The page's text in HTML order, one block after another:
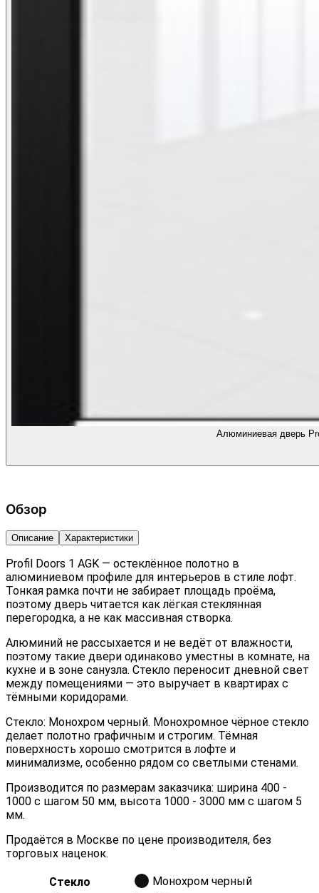
Алюминиевая дверь
Обзор
Описание Характеристики
Profil Doors 1 AGK — остеклённое полотно в
алюминиевом профиле для интерьеров в стиле лофт.
Тонкая рамка почти не забирает площадь проёма,
поэтому дверь читается как лёгкая стеклянная
перегородка, а не как массивная створка.
Алюминий не рассыхается и не ведёт от влажности,
поэтому такие двери одинаково уместны в комнате, на
кухне и в зоне санузла. Стекло переносит дневной свет
между помещениями — это выручает в квартирах с
тёмными коридорами.
Стекло: Монохром черный. Монохромное чёрное стекло
делает полотно графичным и строгим. Тёмная
поверхность хорошо смотрится в лофте и
минимализме, особенно рядом со светлыми стенами.
Производится по размерам заказчика: ширина 400 -
1000 с шагом 50 мм, высота 1000 - 3000 мм с шагом 5
мм.
Продаётся в Москве по цене производителя, без
торговых наценок.
Стекло
Монохром черный